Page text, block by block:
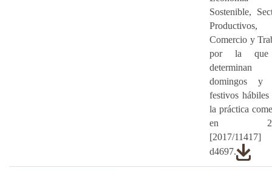
Sostenible,
Productivos,
Comercio y
por la
domingos y
festivos hábiles
la práctica
en
[2017/
d4697.